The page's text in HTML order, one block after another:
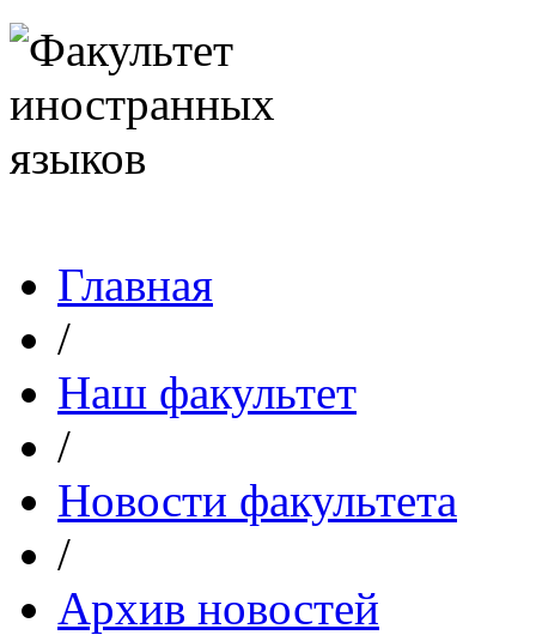
Главная
/
Наш факультет
/
Новости факультета
/
Архив новостей